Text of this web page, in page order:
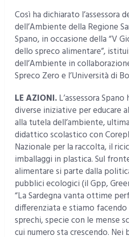
Così ha dichiarato l’assessora
dell’Ambiente della Regione
Spano, in occasione della “V
dello spreco alimentare”,
dell’Ambiente in
Spreco Zero e l’Università di
LE AZIONI.L’assessora
diverse iniziative per educare
alla tutela dell’ambiente,
didattico scolastico con
Nazionale per la raccolta, il
imballaggi in plastica. Sul
alimentare si parte dalla
pubblici ecologici (il Gpp,
“La Sardegna vanta ottime
differenziata e stiamo
sprechi, specie con le mense
cui numero sta crescendo. Nei